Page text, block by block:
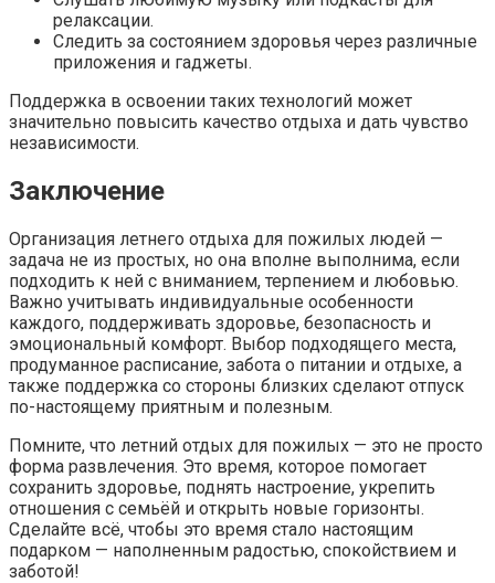
релаксации.
Следить за состоянием здоровья через различные
приложения и гаджеты.
Поддержка в освоении таких технологий может
значительно повысить качество отдыха и дать чувство
независимости.
Заключение
Организация летнего отдыха для пожилых людей —
задача не из простых, но она вполне выполнима, если
подходить к ней с вниманием, терпением и любовью.
Важно учитывать индивидуальные особенности
каждого, поддерживать здоровье, безопасность и
эмоциональный комфорт. Выбор подходящего места,
продуманное расписание, забота о питании и отдыхе, а
также поддержка со стороны близких сделают отпуск
по-настоящему приятным и полезным.
Помните, что летний отдых для пожилых — это не просто
форма развлечения. Это время, которое помогает
сохранить здоровье, поднять настроение, укрепить
отношения с семьёй и открыть новые горизонты.
Сделайте всё, чтобы это время стало настоящим
подарком — наполненным радостью, спокойствием и
заботой!